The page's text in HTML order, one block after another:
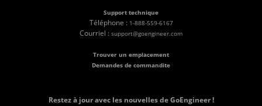
Support technique
Téléphone : 1-888-559-6167
Courriel : support@goengineer.com
Trouver un emplacement
Demandes de commandite
Restez à jour avec les nouvelles de GoEngineer !